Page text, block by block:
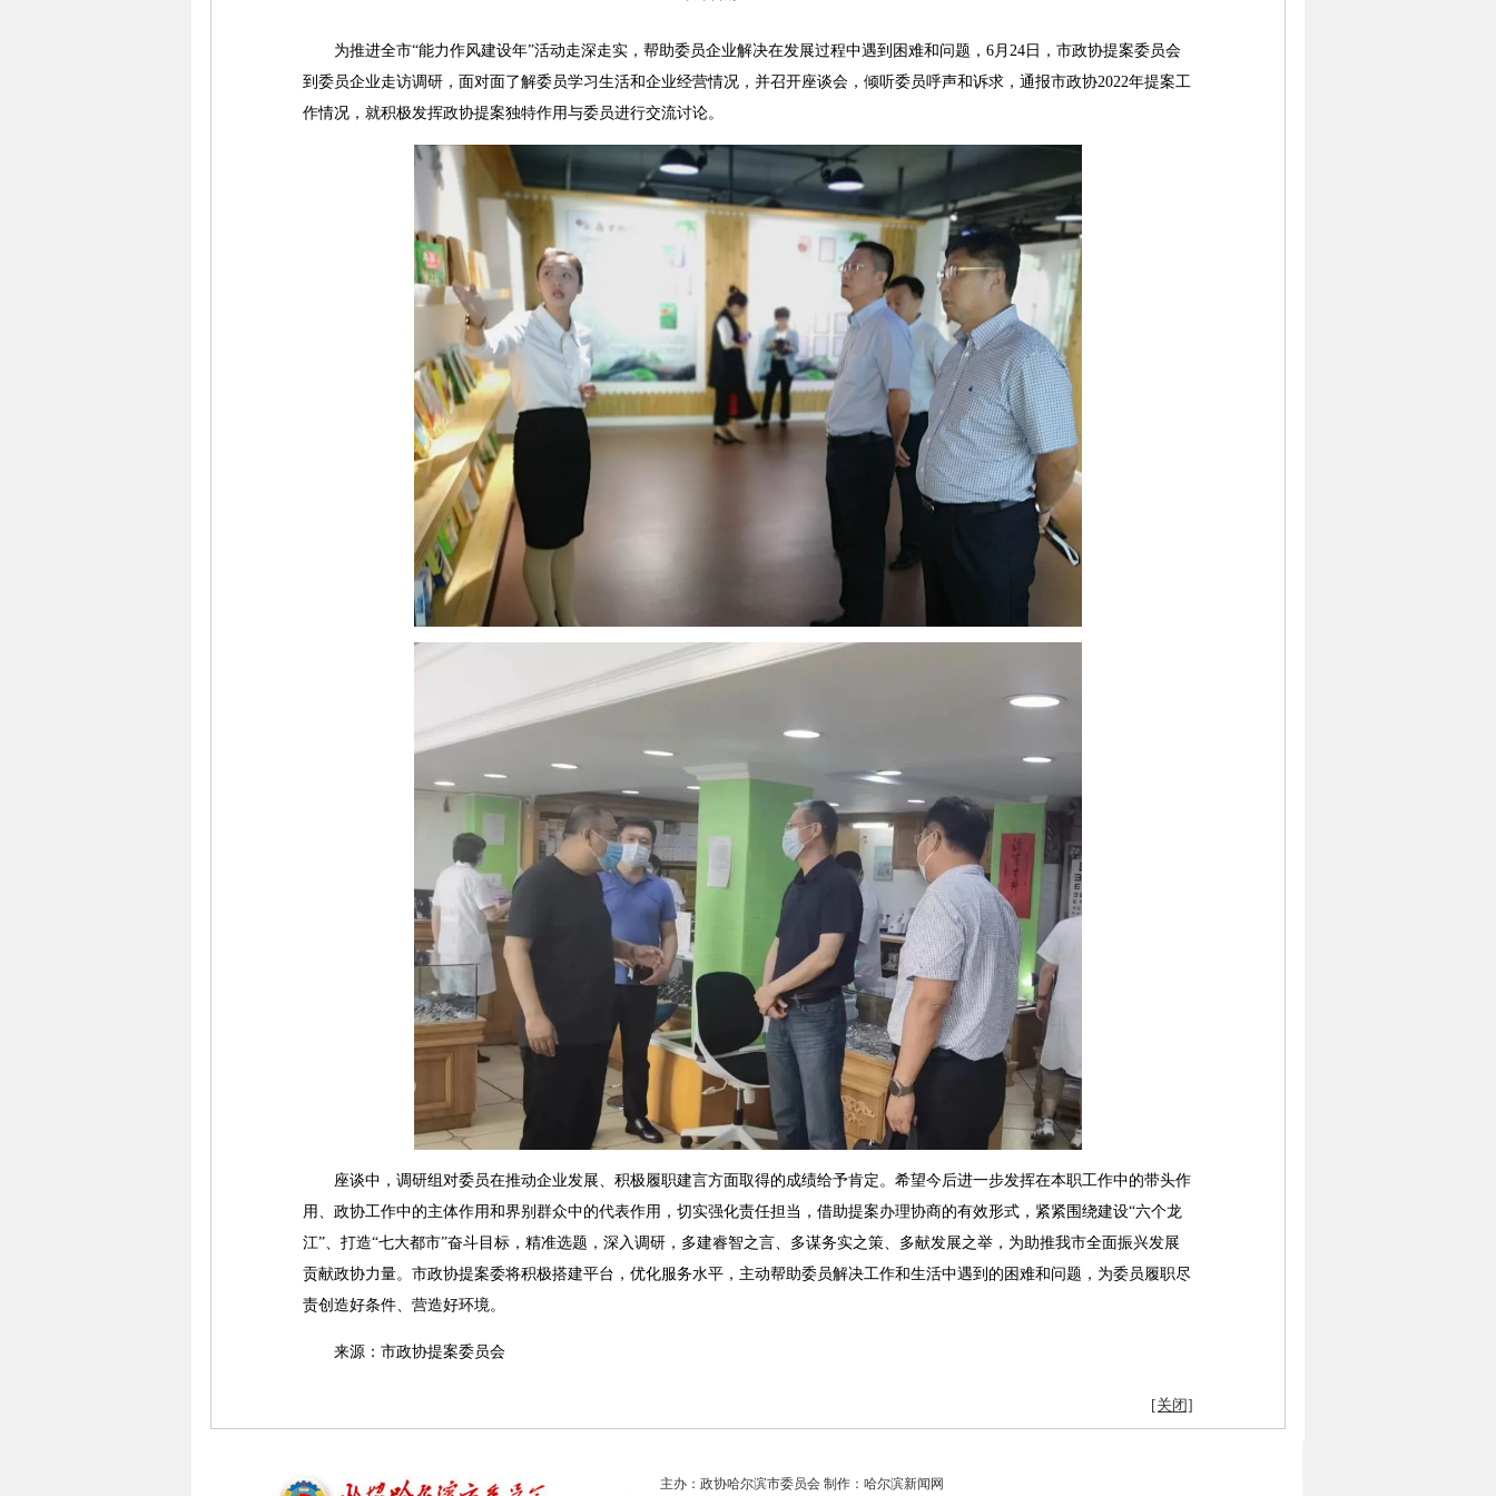
为推进全市“能力作风建设年”活动走深走实，帮助委员企业解决在发展过程中遇到困难和问题，6月24日，市政协提案委员会
到委员企业走访调研，面对面了解委员学习生活和企业经营情况，并召开座谈会，倾听委员呼声和诉求，通报市政协2022年提案工
作情况，就积极发挥政协提案独特作用与委员进行交流讨论。
座谈中，调研组对委员在推动企业发展、积极履职建言方面取得的成绩给予肯定。希望今后进一步发挥在本职工作中的带头作
用、政协工作中的主体作用和界别群众中的代表作用，切实强化责任担当，借助提案办理协商的有效形式，紧紧围绕建设“六个龙
江”、打造“七大都市”奋斗目标，精准选题，深入调研，多建睿智之言、多谋务实之策、多献发展之举，为助推我市全面振兴发展
贡献政协力量。市政协提案委将积极搭建平台，优化服务水平，主动帮助委员解决工作和生活中遇到的困难和问题，为委员履职尽
责创造好条件、营造好环境。
来源：市政协提案委员会
[关闭]
主办：政协哈尔滨市委员会 制作：哈尔滨新闻网